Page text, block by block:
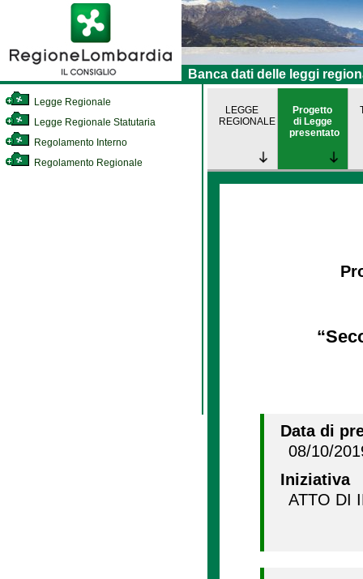
Banca dati delle leggi
Legge Regionale
Legge Regionale Statutaria
Regolamento Interno
Regolamento Regionale
LEGGE
REGIONALE
Progetto
di Legge
presentato
Data di
08/10/
Iniziativa
ATTO DI